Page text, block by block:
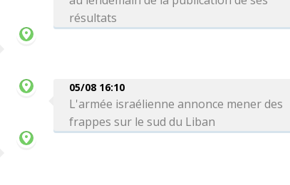
résultats
05/08 16:10
L'armée israélienne annonce mener des
frappes sur le sud du Liban